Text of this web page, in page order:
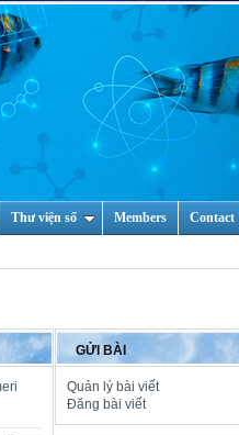
Thư viện số Members Contact
GỬI BÀI
Quản lý bài viết
Đăng bài viết